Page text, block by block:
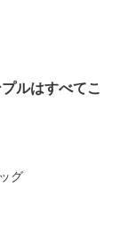
ルはすべてこ